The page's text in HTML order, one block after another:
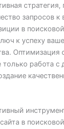
запросов к
в
к успеху
Оптимизация
только работа
в